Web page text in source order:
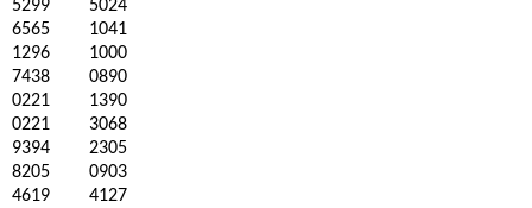
5299
5024
6565
1041
1296
1000
7438
0890
0221
1390
0221
3068
9394
2305
8205
0903
4619
4127